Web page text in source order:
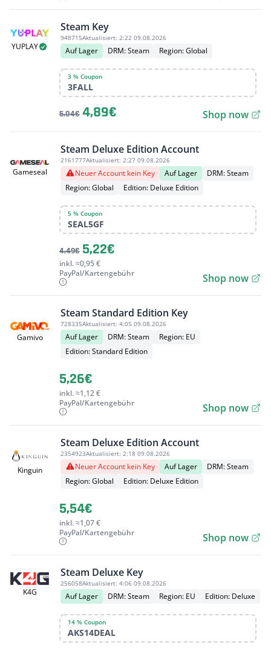
YUPLAY
Steam Key
948715Aktualisiert: 2:22 09.08.2026
Auf Lager DRM: Steam Region: Global
3 % Coupon
3FALL
5,04€ 4,89€ Shop now
Gameseal
Steam Deluxe Edition Account
2161777Aktualisiert: 2:27 09.08.2026
Neuer Account kein Key Auf Lager
DRM: Steam
Region: Global
Edition: Deluxe Edition
5 % Coupon
SEAL5GF
4,49€ 5,22€
inkl. ≈0,95 €
PayPal/Kartengebühr
Shop now
Gamivo
Steam Standard Edition Key
728335Aktualisiert: 4:05 09.08.2026
Auf Lager DRM: Steam
Region: EU
Edition: Standard Edition
5,26€
inkl. ≈1,12 €
PayPal/Kartengebühr
Shop now
Kinguin
Steam Deluxe Edition Account
2354923Aktualisiert: 2:18 09.08.2026
Neuer Account kein Key Auf Lager
DRM: Steam
Region: Global
Edition: Deluxe Edition
5,54€
inkl. ≈1,07 €
PayPal/Kartengebühr
Shop now
K4G
Steam Deluxe Key
256058Aktualisiert: 4:06 09.08.2026
Auf Lager DRM: Steam Region: EU Edition: Deluxe
14 % Coupon
AKS14DEAL